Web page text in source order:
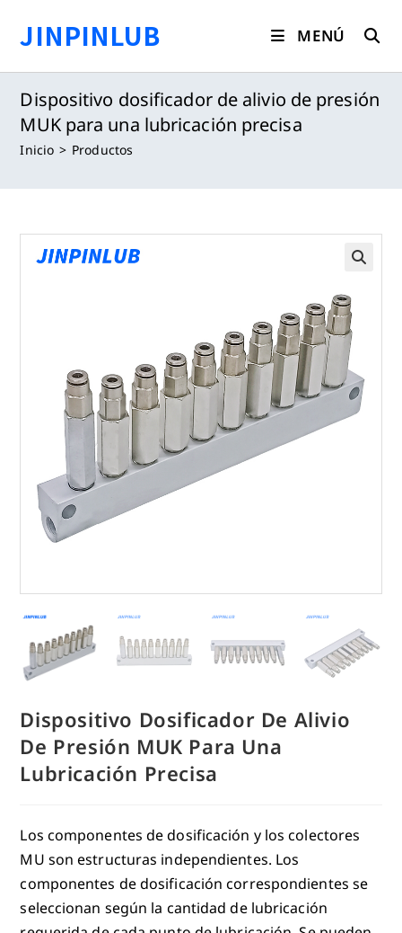
contenido
JINPINLUB MENÚ
Dispositivo dosificador de alivio de presión
MUK para una lubricación precisa
Inicio > Productos
Dispositivo Dosificador De Alivio
De Presión MUK Para Una
Lubricación Precisa
Los componentes de dosificación y los colectores
MU son estructuras independientes. Los
componentes de dosificación correspondientes se
seleccionan según la cantidad de lubricación